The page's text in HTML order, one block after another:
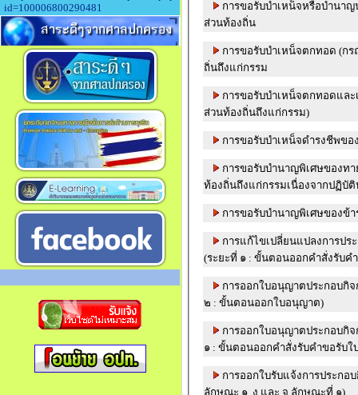
id=100006800290481
สาระดีๆจากศาลปกครอง
การขอรับบำเหน็จหรือบำนา
ส่วนท้องถิ่น
การขอรับบำเหน็จตกทอด (ก
ถิ่นถึงแก่กรรม
การขอรับบำเหน็จตกทอดแล
ส่วนท้องถิ่นถึงแก่กรรม)
การขอรับบำเหน็จดำรงชีพข
การขอรับบำนาญพิเศษของท
ท้องถิ่นถึงแก่กรรมเนื่องจากปฏิบั
การขอรับบำนาญพิเศษของข้
การแก้ไขเปลี่ยนแปลงการปร
(ระยะที่ ๑ : ขั้นตอนออกคำสั่งรับค
การออกใบอนุญาตประกอบกิ
๒ : ขั้นตอนออกใบอนุญาต)
การออกใบอนุญาตประกอบกิ
๑ : ขั้นตอนออกคำสั่งรับคำขอรับใ
การออกใบรับแจ้งการประกอ
ลักษณะ ๑ ,ง และ จ ลักษณะที่ ๑)